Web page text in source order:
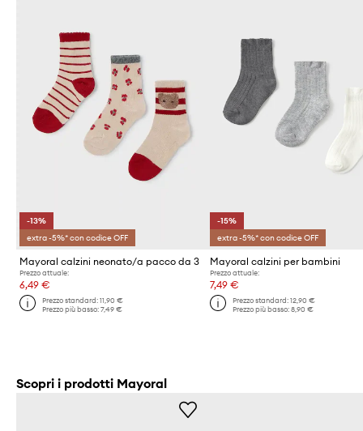
-13%
extra -5%* con codice OFF
Mayoral calzini neonato/a pacco da 3
Prezzo attuale:
6,49 €
Prezzo standard:11,90 €
Prezzo più basso:7,49 €
-15%
extra -5%* con codice OFF
Mayoral calzini per bambini
Prezzo attuale:
7,49 €
Prezzo standard: 12,90 €
Prezzo più basso: 8,90 €
Scopri i prodotti Mayoral